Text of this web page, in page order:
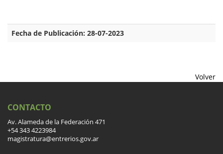
Fecha de Publicación: 28-07-2023
Volver
CONTACTO
Av. Alameda de la Federación 471
+54 343 4223984
magistratura@entrerios.gov.ar